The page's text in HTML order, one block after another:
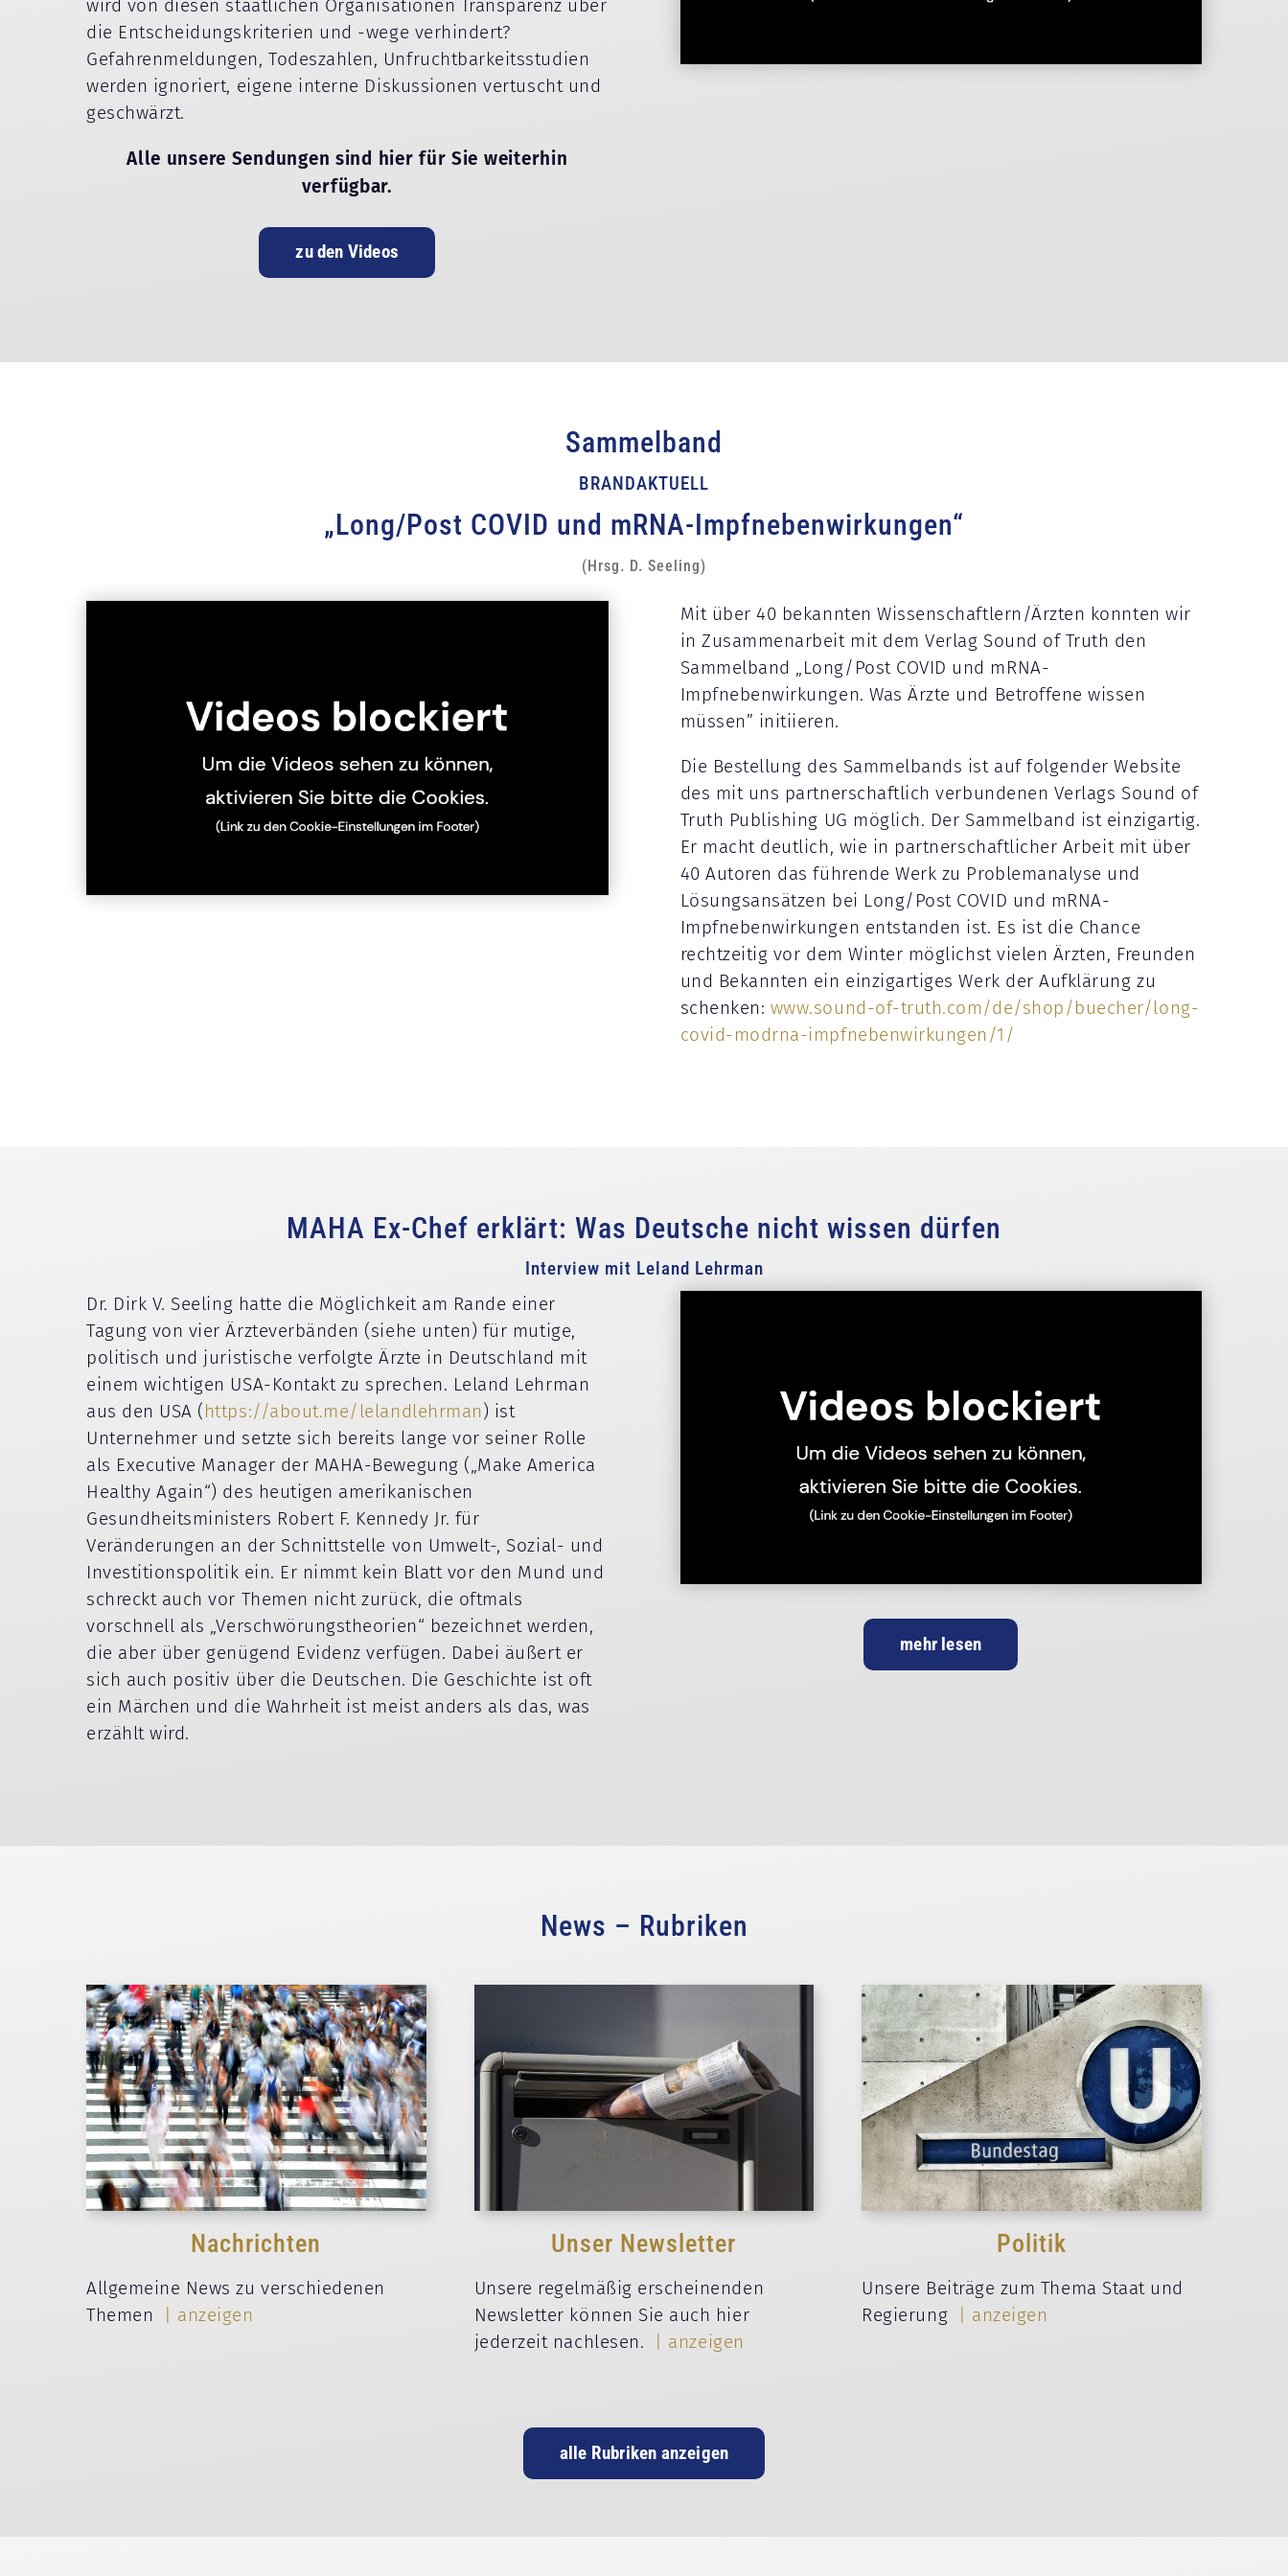
wird von diesen staatlichen Organisationen Transparenz über
die Entscheidungskriterien und -wege verhindert?
Gefahrenmeldungen, Todeszahlen, Unfruchtbarkeitsstudien
werden ignoriert, eigene interne Diskussionen vertuscht und
geschwärzt.
Alle unsere Sendungen sind hier für Sie weiterhin
verfügbar.
zu den Videos
Sammelband
BRANDAKTUELL
„Long/Post COVID und mRNA-Impfnebenwirkungen“
(Hrsg. D. Seeling)
Mit über 40 bekannten Wissenschaftlern/Ärzten konnten wir
in Zusammenarbeit mit dem Verlag Sound of Truth den
Sammelband „Long/Post COVID und mRNA-
Impfnebenwirkungen. Was Ärzte und Betroffene wissen
müssen” initiieren.
Die Bestellung des Sammelbands ist auf folgender Website
des mit uns partnerschaftlich verbundenen Verlags Sound of
Truth Publishing UG möglich. Der Sammelband ist einzigartig.
Er macht deutlich, wie in partnerschaftlicher Arbeit mit über
40 Autoren das führende Werk zu Problemanalyse und
Lösungsansätzen bei Long/Post COVID und mRNA-
Impfnebenwirkungen entstanden ist. Es ist die Chance
rechtzeitig vor dem Winter möglichst vielen Ärzten, Freunden
und Bekannten ein einzigartiges Werk der Aufklärung zu
schenken: www.sound-of-truth.com/de/shop/buecher/long-
covid-modrna-impfnebenwirkungen/1/
MAHA Ex-Chef erklärt: Was Deutsche nicht wissen dürfen
Interview mit Leland Lehrman
Dr. Dirk V. Seeling hatte die Möglichkeit am Rande einer
Tagung von vier Ärzteverbänden (siehe unten) für mutige,
politisch und juristische verfolgte Ärzte in Deutschland mit
einem wichtigen USA-Kontakt zu sprechen. Leland Lehrman
aus den USA (https://about.me/lelandlehrman) ist
Unternehmer und setzte sich bereits lange vor seiner Rolle
als Executive Manager der MAHA-Bewegung („Make America
Healthy Again“) des heutigen amerikanischen
Gesundheitsministers Robert F. Kennedy Jr. für
Veränderungen an der Schnittstelle von Umwelt-, Sozial- und
Investitionspolitik ein. Er nimmt kein Blatt vor den Mund und
schreckt auch vor Themen nicht zurück, die oftmals
vorschnell als „Verschwörungstheorien“ bezeichnet werden,
die aber über genügend Evidenz verfügen. Dabei äußert er
sich auch positiv über die Deutschen. Die Geschichte ist oft
ein Märchen und die Wahrheit ist meist anders als das, was
erzählt wird.
mehr lesen
News – Rubriken
Nachrichten
Allgemeine News zu verschiedenen
Themen | anzeigen
Unser Newsletter
Unsere regelmäßig erscheinenden
Newsletter können Sie auch hier
jederzeit nachlesen. | anzeigen
Politik
Unsere Beiträge zum Thema Staat und
Regierung | anzeigen
alle Rubriken anzeigen